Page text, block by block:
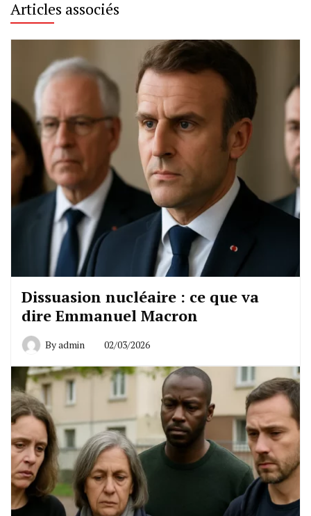
Articles associés
Dissuasion nucléaire : ce que va
dire Emmanuel Macron
Byadmin 02/03/2026